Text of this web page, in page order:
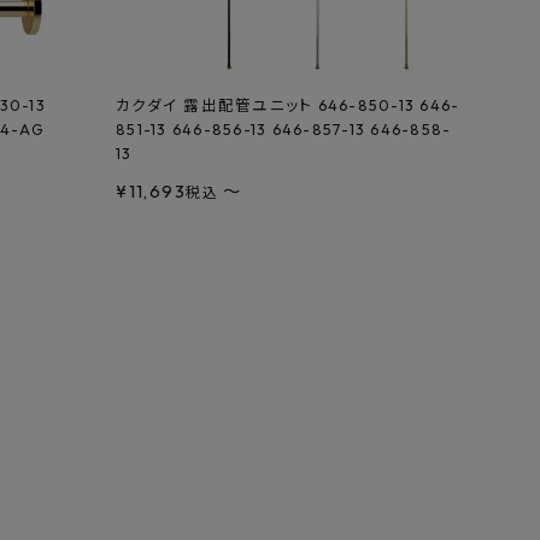
13
AG
カクダイ 露出配管ユニット 646-850-13 646-
851-13 646-856-13 646-857-13 646-858-
13
¥11,693税込 〜